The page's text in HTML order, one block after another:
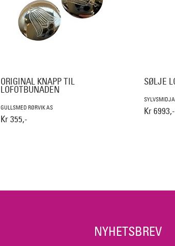
ORIGINAL KNAPP TIL
LOFOTBUNADEN
GULLSMED RØRVIK AS
Kr 355,-
SØLJE
SYLVSMIDJA
Kr 6993,-
NYHETSBREV